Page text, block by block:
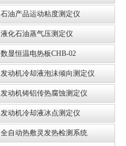
石油产品运动粘度测定仪
液化石油蒸气压测定仪
数显恒温电热板CHB-02
发动机冷却液泡沫倾向测定仪
发动机铸铝传热腐蚀测定仪
发动机冷却液冰点测定仪
全自动热敷灵发热检测系统